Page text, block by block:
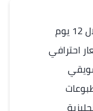
احترافي